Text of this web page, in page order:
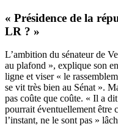
« Présidence de la
LR ? »
L’ambition du sénateur de
au plafond », explique son
ligne et viser « le
se vit très bien au Sénat ».
pas coûte que coûte. « Il a
pourrait éventuellement être
l’instant, ne le sont pas »